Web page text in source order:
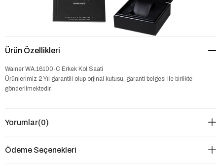
Ürün Özellikleri
Wainer WA.16100-C Erkek Kol Saati
Ürünlerimiz 2 Yıl garantili olup orjinal kutusu, garanti belgesi ile birlikte
gönderilmektedir.
Yorumlar(0)
Ödeme Seçenekleri